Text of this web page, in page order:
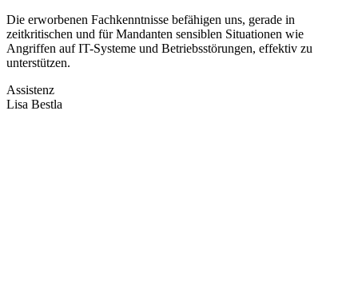
Die erworbenen Fachkenntnisse befähigen uns, gerade in
zeitkritischen und für Mandanten sensiblen Situationen wie
Angriffen auf IT-Systeme und Betriebsstörungen, effektiv zu
unterstützen.
Assistenz
Lisa Bestla